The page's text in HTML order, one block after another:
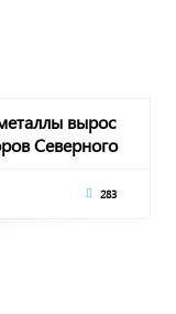
вырос
Северного
283